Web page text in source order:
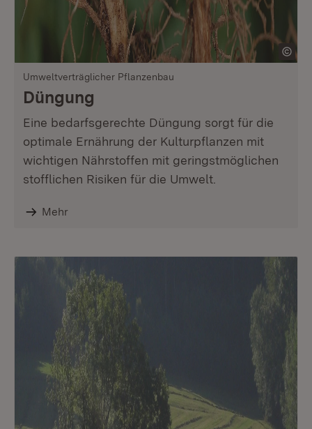
Umweltverträglicher Pflanzenbau
Düngung
Eine bedarfsgerechte Düngung sorgt für die
optimale Ernährung der Kulturpflanzen mit
wichtigen Nährstoffen mit geringstmöglichen
stofflichen Risiken für die Umwelt.
Mehr